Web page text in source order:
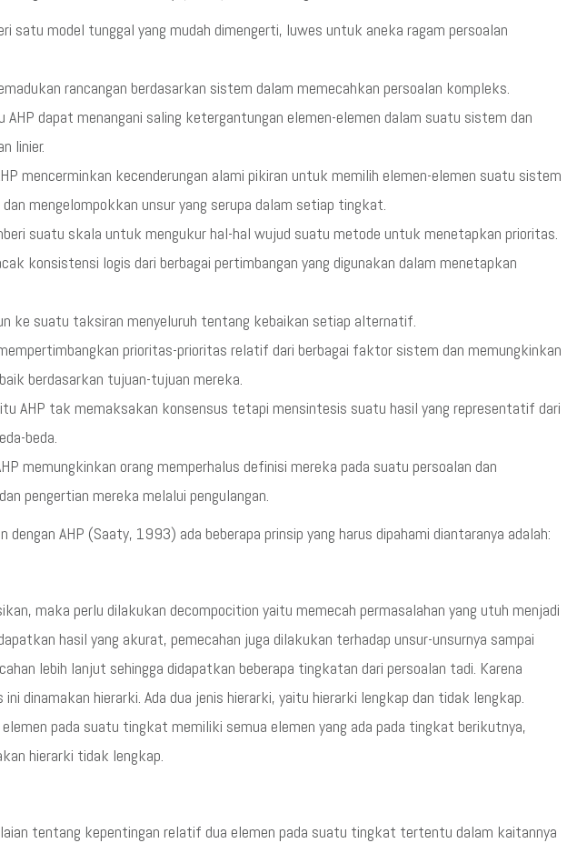
satu model tunggal yang mudah dimengerti, luwes untuk aneka ragam persoalan
rancangan berdasarkan sistem dalam memecahkan persoalan kompleks.
AHP dapat menangani saling ketergantungan elemen-elemen dalam suatu sistem dan
linier.
mencerminkan kecenderungan alami pikiran untuk memilih elemen-elemen suatu sistem
mengelompokkan unsur yang serupa dalam setiap tingkat.
suatu skala untuk mengukur hal-hal wujud suatu metode untuk menetapkan prioritas.
konsistensi logis dari berbagai pertimbangan yang digunakan dalam menetapkan
ke suatu taksiran menyeluruh tentang kebaikan setiap alternatif.
prioritas-prioritas relatif dari berbagai faktor sistem dan memungkinkan
berdasarkan tujuan-tujuan mereka.
AHP tak memaksakan konsensus tetapi mensintesis suatu hasil yang representatif dari
beda.
memungkinkan orang memperhalus definisi mereka pada suatu persoalan dan
pengertian mereka melalui pengulangan.
dengan AHP (Saaty, 1993) ada beberapa prinsip yang harus dipahami diantaranya adalah:
maka perlu dilakukan decompocition yaitu memecah permasalahan yang utuh menjadi
hasil yang akurat, pemecahan juga dilakukan terhadap unsur-unsurnya sampai
lebih lanjut sehingga didapatkan beberapa tingkatan dari persoalan tadi. Karena
dinamakan hierarki. Ada dua jenis hierarki, yaitu hierarki lengkap dan tidak lengkap.
pada suatu tingkat memiliki semua elemen yang ada pada tingkat berikutnya,
hierarki tidak lengkap.
tentang kepentingan relatif dua elemen pada suatu tingkat tertentu dalam kaitannya